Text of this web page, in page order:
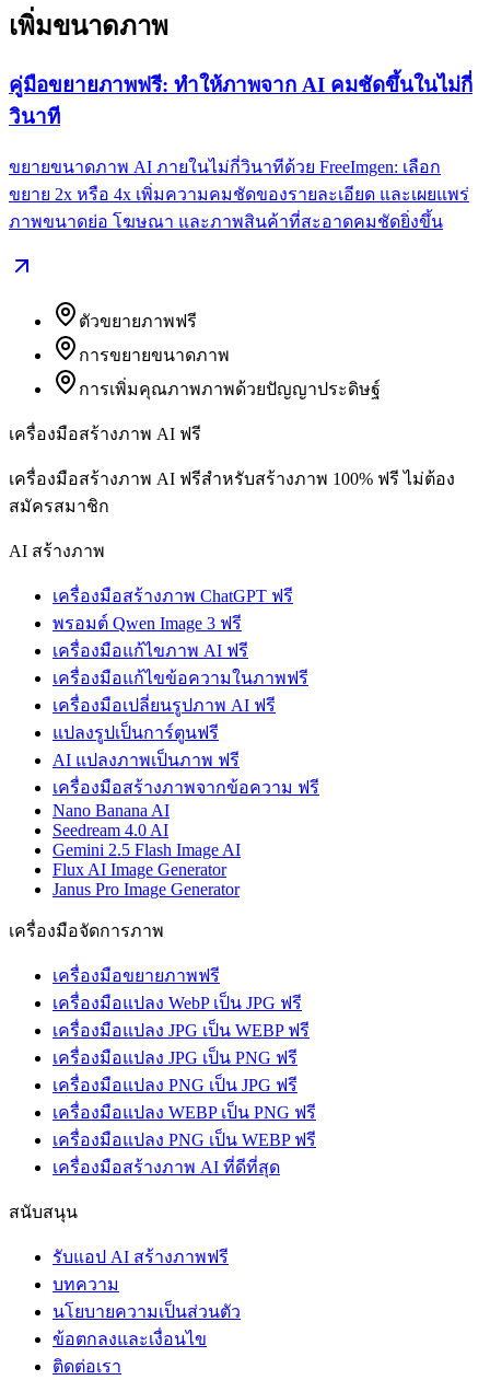
เพิ่มขนาดภาพ
คู่มือขยายภาพฟรี: ทำให้ภาพจาก AI คมชัดขึ้นในไม่กี่
วินาที
ขยายขนาดภาพ AI ภายในไม่กี่วินาทีด้วย FreeImgen: เลือก
ขยาย 2x หรือ 4x เพิ่มความคมชัดของรายละเอียด และเผยแพร่
ภาพขนาดย่อ โฆษณา และภาพสินค้าที่สะอาดคมชัดยิ่งขึ้น
ตัวขยายภาพฟรี
การขยายขนาดภาพ
การเพิ่มคุณภาพภาพด้วยปัญญาประดิษฐ์
เครื่องมือสร้างภาพ AI ฟรี
เครื่องมือสร้างภาพ AI ฟรีสำหรับสร้างภาพ 100% ฟรี ไม่ต้อง
สมัครสมาชิก
AI สร้างภาพ
เครื่องมือสร้างภาพ ChatGPT ฟรี
พรอมต์ Qwen Image 3 ฟรี
เครื่องมือแก้ไขภาพ AI ฟรี
เครื่องมือแก้ไขข้อความในภาพฟรี
เครื่องมือเปลี่ยนรูปภาพ AI ฟรี
แปลงรูปเป็นการ์ตูนฟรี
AI แปลงภาพเป็นภาพ ฟรี
เครื่องมือสร้างภาพจากข้อความ ฟรี
Nano Banana AI
Seedream 4.0 AI
Gemini 2.5 Flash Image AI
Flux AI Image Generator
Janus Pro Image Generator
เครื่องมือจัดการภาพ
เครื่องมือขยายภาพฟรี
เครื่องมือแปลง WebP เป็น JPG ฟรี
เครื่องมือแปลง JPG เป็น WEBP ฟรี
เครื่องมือแปลง JPG เป็น PNG ฟรี
เครื่องมือแปลง PNG เป็น JPG ฟรี
เครื่องมือแปลง WEBP เป็น PNG ฟรี
เครื่องมือแปลง PNG เป็น WEBP ฟรี
เครื่องมือสร้างภาพ AI ที่ดีที่สุด
สนับสนุน
รับแอป AI สร้างภาพฟรี
บทความ
นโยบายความเป็นส่วนตัว
ข้อตกลงและเงื่อนไข
ติดต่อเรา